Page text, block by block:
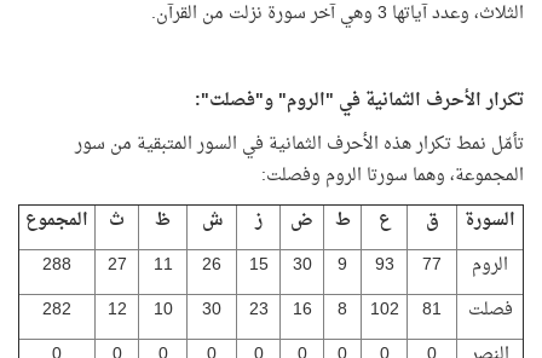
الثلاث، وعدد آياتها 3 وهي آخر سورة نزلت من القرآن.
تكرار الأحرف الثمانية في "الروم" و"فصلت":
تأمّل نمط تكرار هذه الأحرف الثمانية في السور المتبقية من سور
المجموعة، وهما سورتا الروم وفصلت:
السورة
ق ع ط ض ز ش ظ ث
المجموع
الروم
77
93
9
30
15
26
11
27
288
فصلت
81
102
8
16
23
30
10
12
282